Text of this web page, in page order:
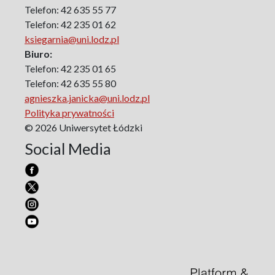
Politology
Poland and Central and Eastern Europe in the 20th
Century
Polish Film Culture
Law
The Polish People's Republic. Biographies
Existence and Literature Project
The Psychology of Everything
Research on Science & Natural Philosophy
Romanistyka dla Teatru
The Conference on Social Pedagogy under the Patronage
of the Committee on Pedagogical Sciences of the Polish
Academy of Sciences
Art – Media – Culture
Telefon: 42 635 55 77
Telefon: 42 235 01 62
ksiegarnia@uni.lodz.pl
Biuro:
Telefon: 42 235 01 65
Telefon: 42 635 55 80
agnieszka.janicka@uni.lodz.pl
Polityka prywatności
© 2026 Uniwersytet Łódzki
Social Media